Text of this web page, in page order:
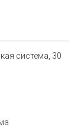
система, 30